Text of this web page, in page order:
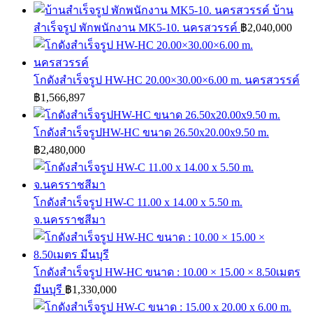
บ้าน
สำเร็จรูป พักพนักงาน MK5-10. นครสวรรค์ ฿2,040,000
โกดังสำเร็จรูป HW-HC 20.00×30.00×6.00 m. นครสวรรค์
฿1,566,897
โกดังสำเร็จรูปHW-HC ขนาด 26.50x20.00x9.50 m.
฿2,480,000
โกดังสำเร็จรูป HW-C 11.00 x 14.00 x 5.50 m.
จ.นครราชสีมา
โกดังสำเร็จรูป HW-HC ขนาด : 10.00 × 15.00 × 8.50เมตร
มีนบุรี ฿1,330,000